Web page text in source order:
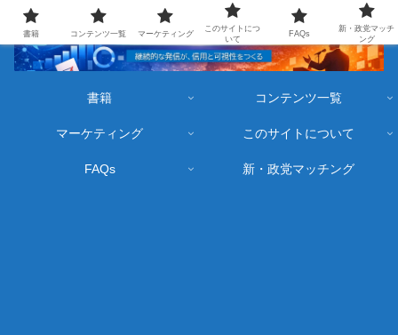
書籍 コンテンツ一覧
マーケティング このサイトについて
FAQs 新・政党マッチング
書籍 コンテンツ一覧 マーケティング
このサイトにつ
いて
FAQs
新・政党マッチ
ング